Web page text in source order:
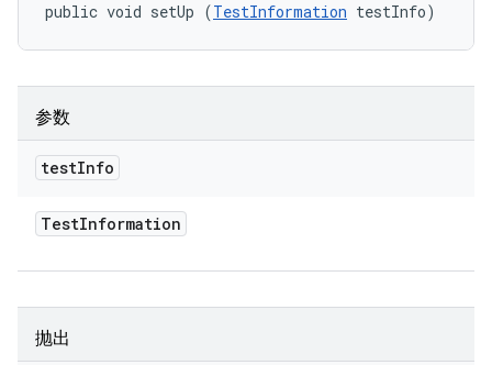
public void setUp (TestInformation testInfo)
参数
testInfo
TestInformation
抛出